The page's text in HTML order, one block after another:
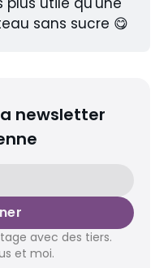
sans sucre 😋
newsletter
avec des tiers.
et moi.